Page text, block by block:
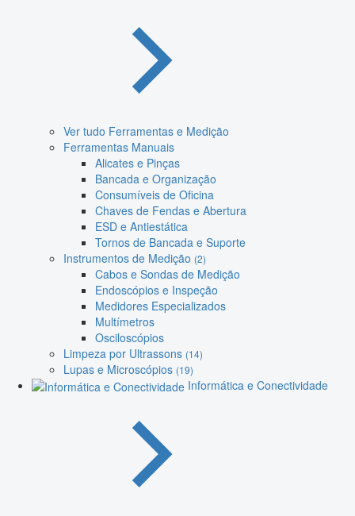
Ver tudo Ferramentas e Medição
Ferramentas Manuais
Alicates e Pinças
Bancada e Organização
Consumíveis de Oficina
Chaves de Fendas e Abertura
ESD e Antiestática
Tornos de Bancada e Suporte
Instrumentos de Medição (2)
Cabos e Sondas de Medição
Endoscópios e Inspeção
Medidores Especializados
Multímetros
Osciloscópios
Limpeza por Ultrassons (14)
Lupas e Microscópios (19)
Informática e Conectividade